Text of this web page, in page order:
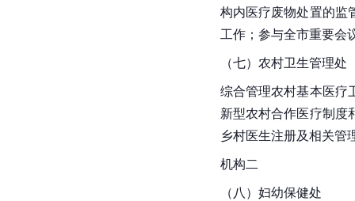
构内医疗废物处置的监
工作；参与全市重要会
（七）农村卫生管理
综合管理农村基本医疗
新型农村合作医疗制度
乡村医生注册及相关管
机构二
（八）妇幼保健处